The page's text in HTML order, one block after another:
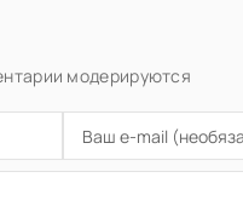
модерируются